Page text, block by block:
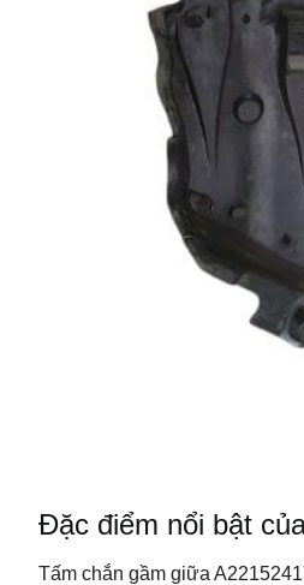
Đặc điểm nổi bật
Tấm chắn gầm giữa